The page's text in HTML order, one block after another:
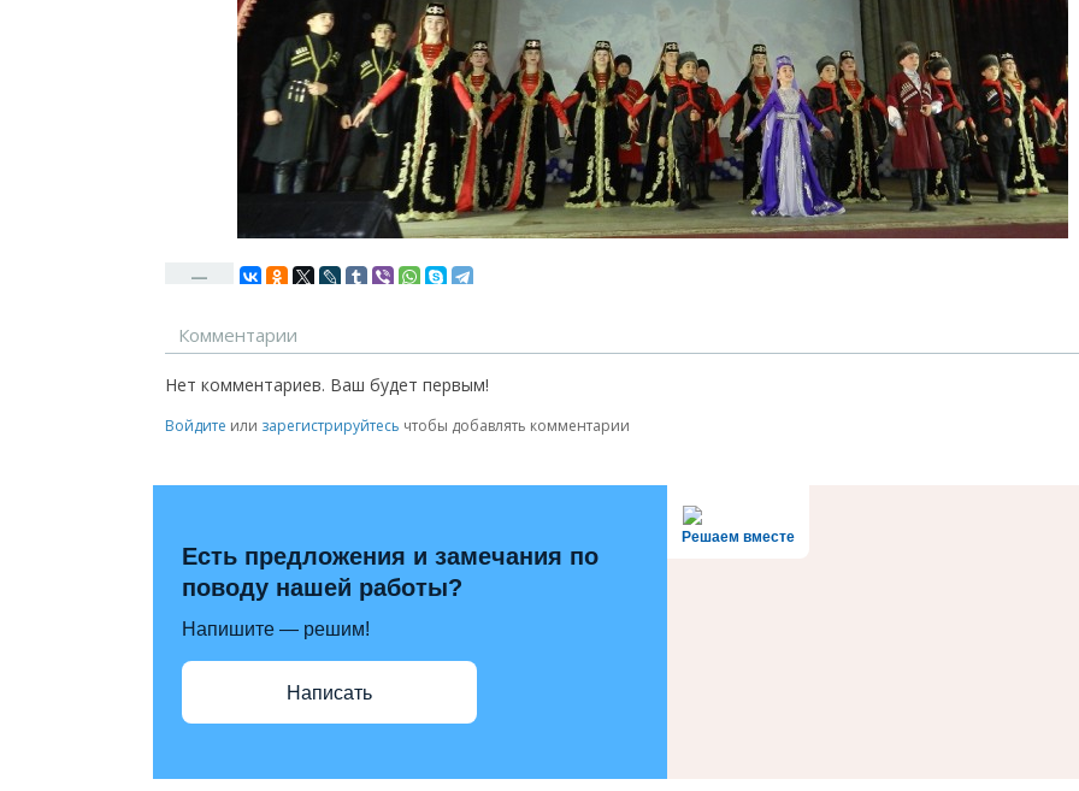
—
Комментарии
Нет комментариев. Ваш будет первым!
Войдите или зарегистрируйтесь чтобы добавлять комментарии
Решаем вместе
Есть предложения и замечания по
поводу нашей работы?
Напишите — решим!
Написать